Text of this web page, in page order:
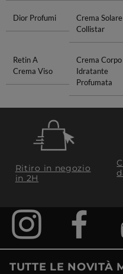
Dior Profumi
Crema Solare
Collistar
Retin A
Crema Viso
Crema Corpo
Idratante
Profumata
Ritiro in negozio
in 2H
TUTTE LE NOVITÀ